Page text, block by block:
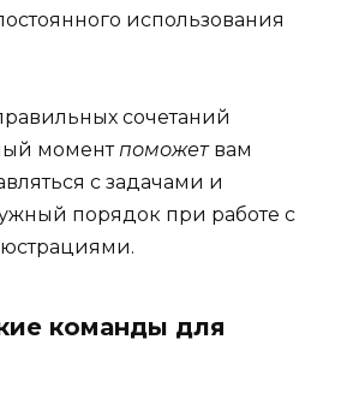
использования
сочетаний
моментпоможетвам
с задачами и
порядок при работе с
команды для